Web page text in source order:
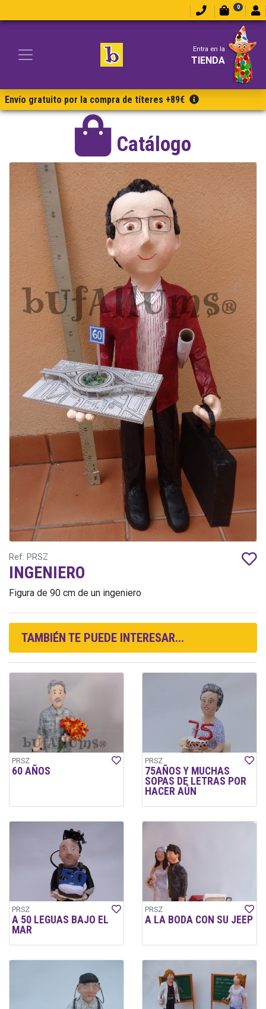
0
Entra en la
TIENDA
Envío gratuito por la compra de títeres +89€
Catálogo
Ref: PRSZ
INGENIERO
Figura de 90 cm de un ingeniero
TAMBIÉN TE PUEDE INTERESAR...
PRSZ
60 AÑOS
PRSZ
75AÑOS Y MUCHAS
SOPAS DE LETRAS POR
HACER AÚN
PRSZ
A 50 LEGUAS BAJO EL
MAR
PRSZ
A LA BODA CON SU JEEP